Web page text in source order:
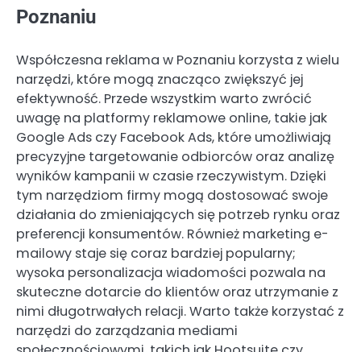
Poznaniu
Współczesna reklama w Poznaniu korzysta z wielu
narzędzi, które mogą znacząco zwiększyć jej
efektywność. Przede wszystkim warto zwrócić
uwagę na platformy reklamowe online, takie jak
Google Ads czy Facebook Ads, które umożliwiają
precyzyjne targetowanie odbiorców oraz analizę
wyników kampanii w czasie rzeczywistym. Dzięki
tym narzędziom firmy mogą dostosować swoje
działania do zmieniających się potrzeb rynku oraz
preferencji konsumentów. Również marketing e-
mailowy staje się coraz bardziej popularny;
wysoka personalizacja wiadomości pozwala na
skuteczne dotarcie do klientów oraz utrzymanie z
nimi długotrwałych relacji. Warto także korzystać z
narzędzi do zarządzania mediami